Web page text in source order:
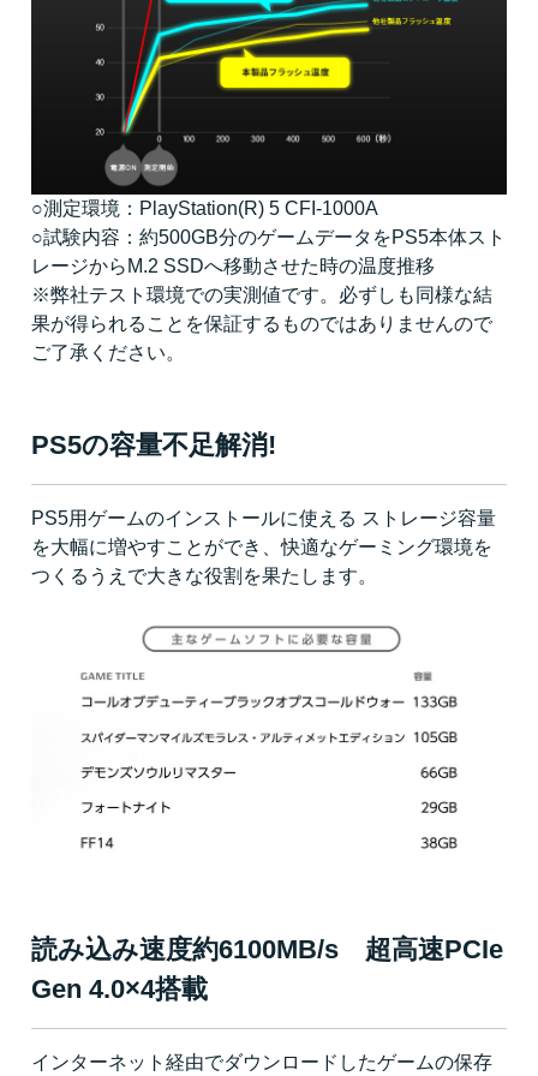
○測定環境：PlayStation(R) 5 CFI-1000A
○試験内容：約500GB分のゲームデータをPS5本体スト
レージからM.2 SSDへ移動させた時の温度推移
※弊社テスト環境での実測値です。必ずしも同様な結
果が得られることを保証するものではありませんので
ご了承ください。
PS5の容量不足解消!
PS5用ゲームのインストールに使える ストレージ容量
を大幅に増やすことができ、快適なゲーミング環境を
つくるうえで大きな役割を果たします。
読み込み速度約6100MB/s 超高速PCIe
Gen 4.0×4搭載
インターネット経由でダウンロードしたゲームの保存